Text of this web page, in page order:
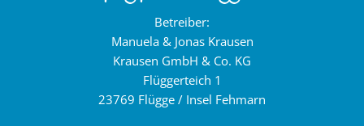
Betreiber:
Manuela & Jonas Krausen
Krausen GmbH & Co. KG
Flüggerteich 1
23769 Flügge / Insel Fehmarn